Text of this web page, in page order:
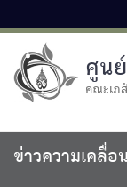
ศูน
คณะเภ
ข่าวความเคลื่อ